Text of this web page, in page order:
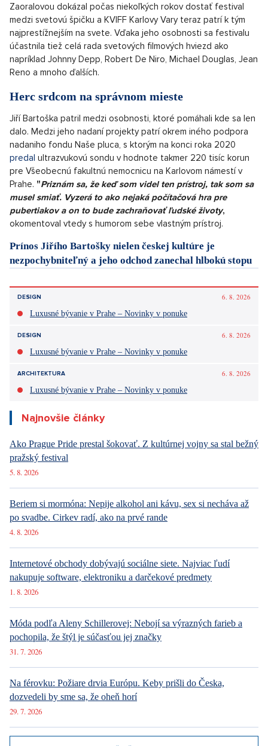
OTVORIŤ V GALÉRII (1)
Zakladateľka nadácie Naše pľúca Elena Jakubovič počas covidu predala
spolu s Jiřím Bartoškou pľúcny ultrazvuk Všeobecnej fakultnej nemocnici
na Karlovej námestí.
Source: archiv redakce
Karlovarský filmový festival
Jeho cit pre filmovú tvorbu a umenie ho priviedol až k
Varoch, ktorého bol od roku 1994 prezidentom. Spolu s Evou
Zaoralovou dokázal počas niekoľkých rokov dostať festival
medzi svetovú špičku a KVIFF Karlovy Vary teraz patrí k tým
najprestížnejším na svete. Vďaka jeho osobnosti sa festivalu
účastnila tiež celá rada svetových filmových hviezd ako
napríklad Johnny Depp, Robert De Niro, Michael Douglas, Jean
Reno a mnoho ďalších.
Herc srdcom na správnom mieste
Jiří Bartoška patril medzi osobnosti, ktoré pomáhali kde sa len
dalo. Medzi jeho nadaní projekty patrí okrem iného podpora
predalultrazvukovú sondu v hodnote takmer 220 tisíc korun
pre Všeobecnú fakultnú nemocnicu na Karlovom námestí v
Prahe."Priznám sa, že keď som videl ten prístroj, tak som sa
pubertiakov a on to bude zachraňovať ľudské životy,
okomentoval vtedy s humorom sebe vlastným prístroj.
Prínos Jiřího Bartošky nielen českej kultúre je
nezpochybniteľný a jeho odchod zanechal hlbokú stopu
Zdroj:
Páčil sa vám článok?
Vstúpiť do diskusie
Sdílet článek:
Jiří Bartoška smrt úmrtí KVIFF
Karlovarský filmový festival
Naše plíce